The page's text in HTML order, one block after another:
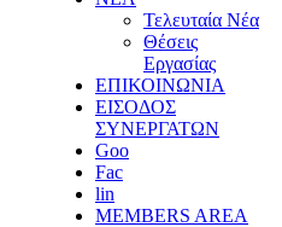
Τελευταία Νέα
Θέσεις
Εργασίας
ΕΠΙΚΟΙΝΩΝΙΑ
ΕΙΣΟΔΟΣ
ΣΥΝΕΡΓΑΤΩΝ
Goo
Fac
lin
MEMBERS AREA